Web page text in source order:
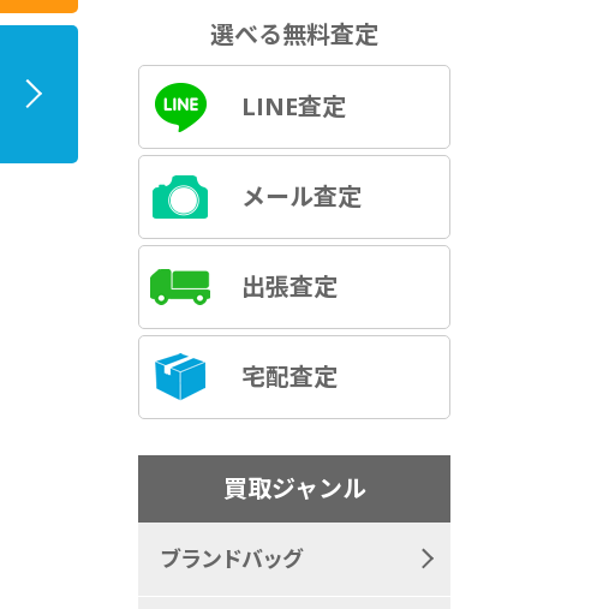
選べる無料査定
LINE査定
メール査定
出張査定
宅配査定
買取ジャンル
ブランドバッグ